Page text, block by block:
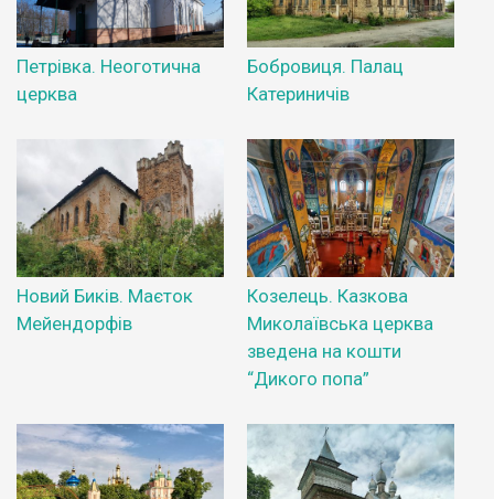
Петрівка. Неоготична
церква
Бобровиця. Палац
Катериничів
Новий Биків. Маєток
Мейендорфів
Козелець. Казкова
Миколаївська церква
зведена на кошти
“Дикого попа”